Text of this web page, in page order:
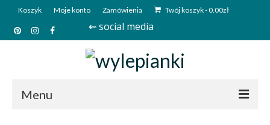
Koszyk Moje konto Zamówienia Twój koszyk-0.00zł
⇜ social media
Menu